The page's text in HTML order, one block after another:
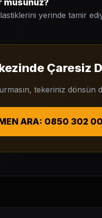
yerinde tamir
Çaresiz
tekeriniz dönsün
ARA: 0850 302